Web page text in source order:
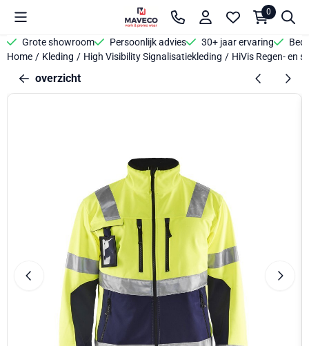
Cookievoorkeuren zijn beschikbaar. Kies instellingen of sta alle
0
Grote showroom Persoonlijk advies 30+ jaar ervaring
Home / Kleding / High Visibility Signalisatiekleding / HiVis Regen- en
overzicht